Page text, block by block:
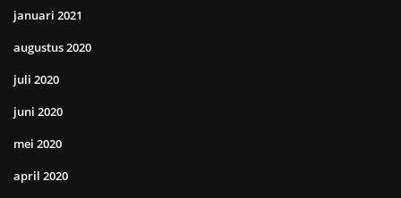
januari 2021
augustus 2020
juli 2020
juni 2020
mei 2020
april 2020